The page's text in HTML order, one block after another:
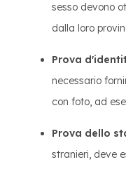
sesso devono
dalla loro
Prova
necessario
con foto, ad
Prova dello
stranieri, deve